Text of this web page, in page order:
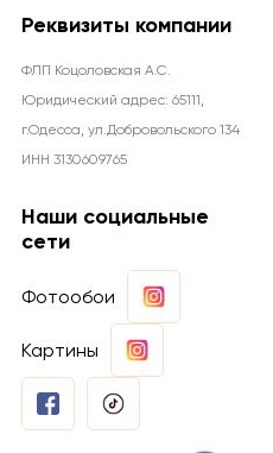
Реквизиты компании
ФЛП Коцоловская А.С.
Юридический адрес: 65111,
г.Одесса, ул.Добровольского 134
ИНН 3130609765
Наши социальные
сети
Фотообои
Картины